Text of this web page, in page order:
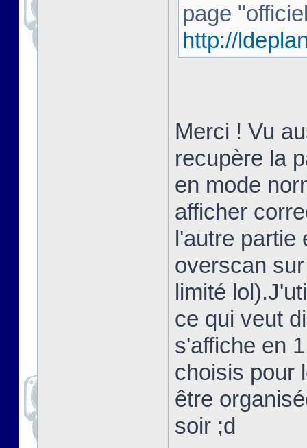
page
http://
Merci ! Vu
recupère la
en mode
afficher
l'autre partie
overscan
limité
ce qui veut
s'affiche en
choisis pour
être
soir ;d